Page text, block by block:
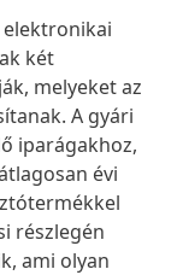
két
melyeket az
A gyári
iparágakhoz,
évi
részlegén
ami olyan